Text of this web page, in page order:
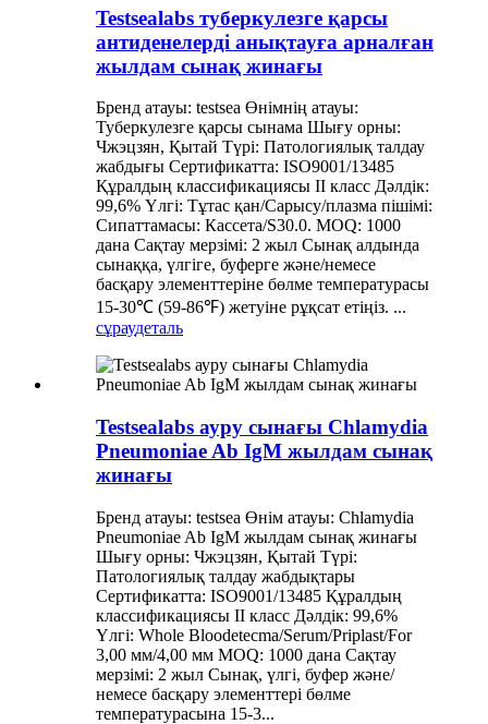
Testsealabs туберкулезге қарсы
антиденелерді анықтауға арналған
жылдам сынақ жинағы
Бренд атауы: testsea Өнімнің атауы:
Туберкулезге қарсы сынама Шығу орны:
Чжэцзян, Қытай Түрі: Патологиялық талдау
жабдығы Сертификатта: ISO9001/13485
Құралдың классификациясы II класс Дәлдік:
99,6% Үлгі: Тұтас қан/Сарысу/плазма пішімі:
Сипаттамасы: Кассета/S30.0. MOQ: 1000
дана Сақтау мерзімі: 2 жыл Сынақ алдында
сынаққа, үлгіге, буферге және/немесе
басқару элементтеріне бөлме температурасы
15-30℃ (59-86℉) жетуіне рұқсат етіңіз. ...
сұраудеталь
Testsealabs ауру сынағы Chlamydia
Pneumoniae Ab IgM жылдам сынақ
жинағы
Бренд атауы: testsea Өнім атауы: Chlamydia
Pneumoniae Ab IgM жылдам сынақ жинағы
Шығу орны: Чжэцзян, Қытай Түрі:
Патологиялық талдау жабдықтары
Сертификатта: ISO9001/13485 Құралдың
классификациясы II класс Дәлдік: 99,6%
Үлгі: Whole Bloodetecma/Serum/Priplast/For
3,00 мм/4,00 мм MOQ: 1000 дана Сақтау
мерзімі: 2 жыл Сынақ, үлгі, буфер және/
немесе басқару элементтері бөлме
температурасына 15-3...